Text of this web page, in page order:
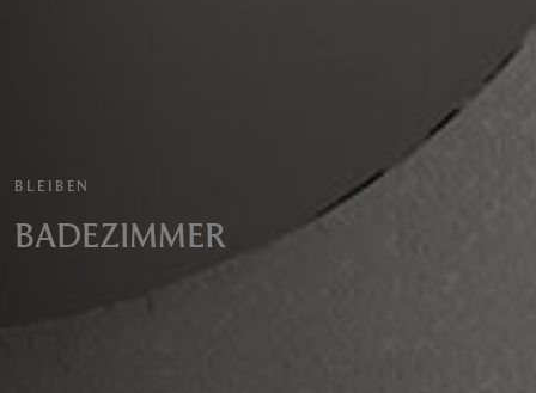
BLEIBEN
BADEZIMMER